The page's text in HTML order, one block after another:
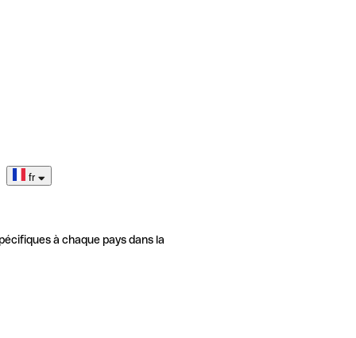
fr
à chaque pays dans la